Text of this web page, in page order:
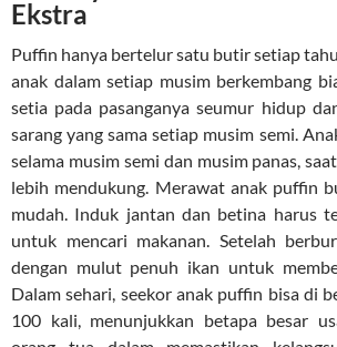
Ekstra
Puffin hanya bertelur satu butir setiap
anak dalam setiap musim berkembang
setia pada pasanganya seumur hidup
sarang yang sama setiap musim semi.
selama musim semi dan musim panas,
lebih mendukung. Merawat anak puffin
mudah. Induk jantan dan betina harus
untuk mencari makanan. Setelah
dengan mulut penuh ikan untuk
Dalam sehari, seekor anak puffin bisa di
100 kali, menunjukkan betapa besar